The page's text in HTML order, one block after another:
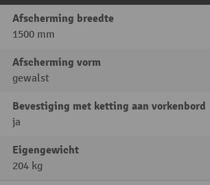
Afscherming breedte
1500 mm
Afscherming vorm
gewalst
Bevestiging met ketting aan vorkenbord
ja
Eigengewicht
204 kg